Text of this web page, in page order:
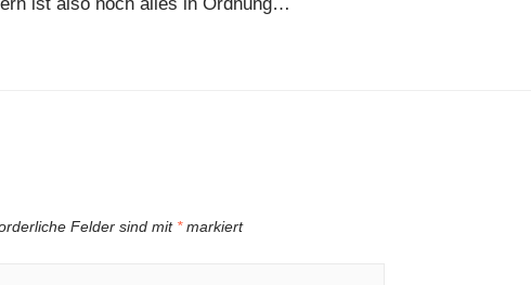
Felder sind mit *markiert